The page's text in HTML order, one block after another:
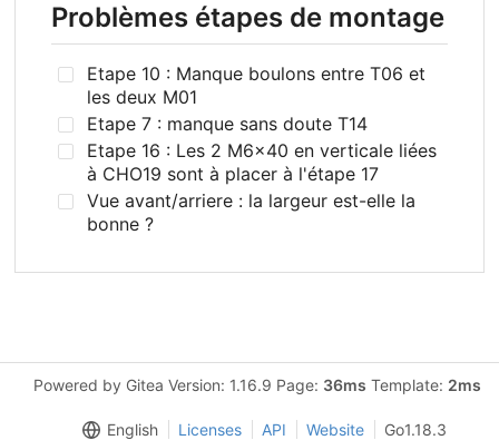
Problèmes étapes de montage
Etape 10 : Manque boulons entre T06 et
les deux M01
Etape 7 : manque sans doute T14
Etape 16 : Les 2 M6x40 en verticale liées
à CHO19 sont à placer à l'étape 17
Vue avant/arriere : la largeur est-elle la
bonne ?
Powered by Gitea Version: 1.16.9 Page: 36ms Template: 2ms
English Licenses API Website Go1.18.3